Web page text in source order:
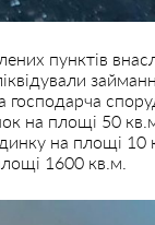
пунктів
господарча
на площі 50
на площі 10
1600 кв.м.